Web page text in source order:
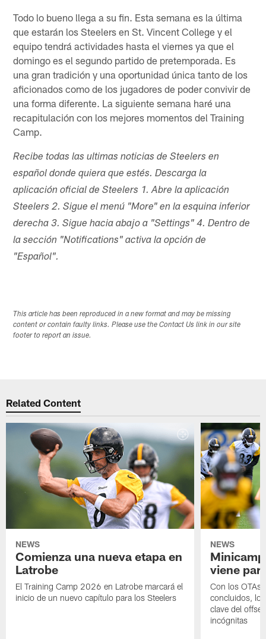
Todo lo bueno llega a su fin. Esta semana es la última
que estarán los Steelers en St. Vincent College y el
equipo tendrá actividades hasta el viernes ya que el
domingo es el segundo partido de pretemporada. Es
una gran tradición y una oportunidad única tanto de los
aficionados como de los jugadores de poder convivir de
una forma diferente. La siguiente semana haré una
recapitulación con los mejores momentos del Training
Camp.
Recibe todas las ultimas noticias de Steelers en
español donde quiera que estés. Descarga la
aplicación oficial de Steelers 1. Abre la aplicación
Steelers 2. Sigue el menú "More" en la esquina inferior
derecha 3. Sigue hacia abajo a "Settings" 4. Dentro de
la sección "Notifications" activa la opción de
"Español".
This article has been reproduced in a new format and may be missing
content or contain faulty links. Please use the Contact Us link in our site
footer to report an issue.
Related Content
NEWS
Comienza una nueva etapa en
Latrobe
El Training Camp 2026 en Latrobe marcará el
inicio de un nuevo capítulo para los Steelers
NEWS
viene
Con los OTAs
concluidos,
clave del
incógnitas